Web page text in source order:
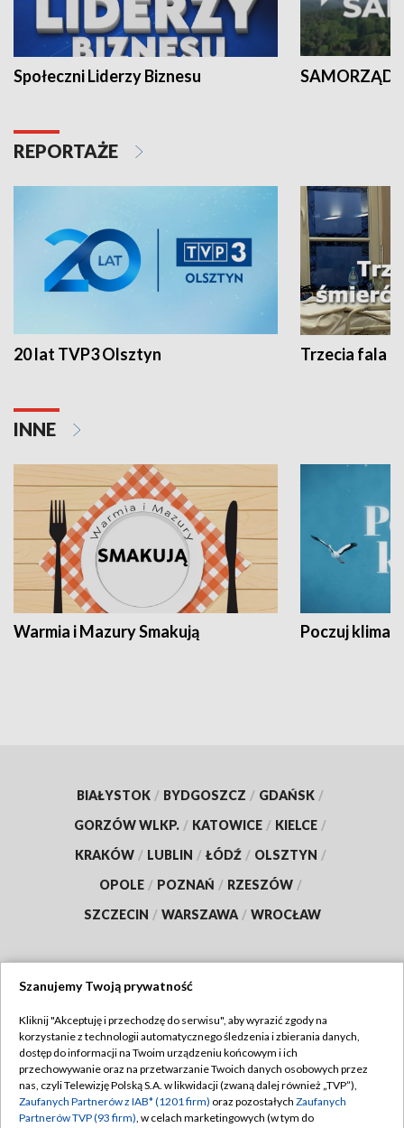
Społeczni Liderzy Biznesu SAMORZĄD
REPORTAŻE
20 lat TVP3 Olsztyn Trzecia fala -
INNE
Warmia i Mazury Smakują Poczuj klimat
BIAŁYSTOK / BYDGOSZCZ / GDAŃSK /
GORZÓW WLKP. / KATOWICE / KIELCE /
KRAKÓW / LUBLIN / ŁÓDŹ / OLSZTYN /
OPOLE / POZNAŃ / RZESZÓW /
SZCZECIN / WARSZAWA / WROCŁAW
TVP
Abonament TVP
Emisja w TVP
Regulamin TVP
Polityka prywatności
Szanujemy Twoją prywatność
Kliknij "Akceptuję i przechodzę do serwisu", aby wyrazić zgody na
korzystanie z technologii automatycznego śledzenia i zbierania danych,
dostęp do informacji na Twoim urządzeniu końcowym i ich
przechowywanie oraz na przetwarzanie Twoich danych osobowych przez
nas, czyli Telewizję Polską S.A. w likwidacji (zwaną dalej również „TVP”),
Zaufanych Partnerów z IAB* (1201 firm) oraz pozostałych Zaufanych
Partnerów TVP (93 firm), w celach marketingowych (w tym do